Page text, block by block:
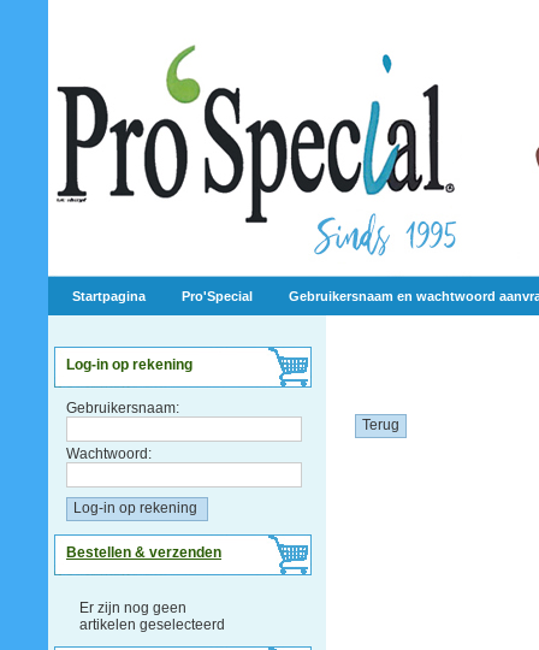
Startpagina Pro'Special Gebruikersnaam en wachtwoord
Log-in op rekening
Gebruikersnaam:
Wachtwoord:
Bestellen & verzenden
Er zijn nog geen
artikelen geselecteerd
Terug